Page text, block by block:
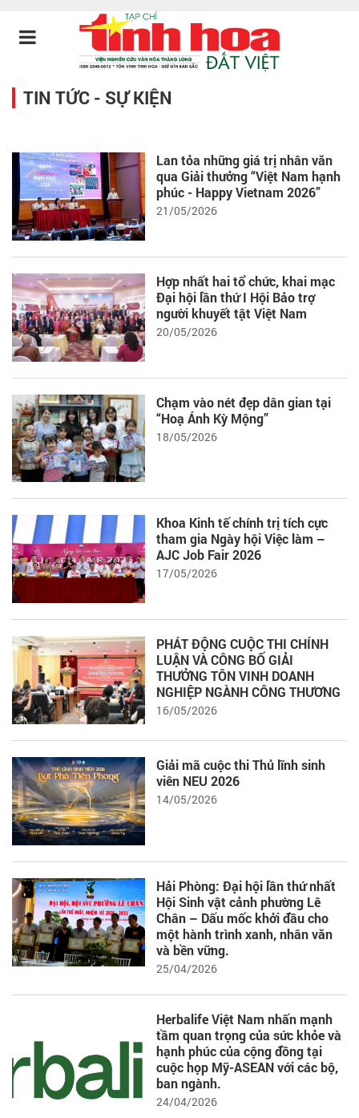
TIN TỨC - SỰ KIỆN
Lan tỏa những giá trị nhân văn
qua Giải thưởng “Việt Nam hạnh
phúc - Happy Vietnam 2026”
21/05/2026
Hợp nhất hai tổ chức, khai mạc
Đại hội lần thứ I Hội Bảo trợ
người khuyết tật Việt Nam
20/05/2026
Chạm vào nét đẹp dân gian tại
“Hoạ Ánh Kỳ Mộng”
18/05/2026
Khoa Kinh tế chính trị tích cực
tham gia Ngày hội Việc làm –
AJC Job Fair 2026
17/05/2026
PHÁT ĐỘNG CUỘC THI CHÍNH
LUẬN VÀ CÔNG BỐ GIẢI
THƯỞNG TÔN VINH DOANH
NGHIỆP NGÀNH CÔNG THƯƠNG
16/05/2026
Giải mã cuộc thi Thủ lĩnh sinh
viên NEU 2026
14/05/2026
Hải Phòng: Đại hội lần thứ nhất
Hội Sinh vật cảnh phường Lê
Chân – Dấu mốc khởi đầu cho
một hành trình xanh, nhân văn
và bền vững.
25/04/2026
Herbalife Việt Nam nhấn mạnh
tầm quan trọng của sức khỏe và
hạnh phúc của cộng đồng tại
cuộc họp Mỹ-ASEAN với các bộ,
ban ngành.
24/04/2026